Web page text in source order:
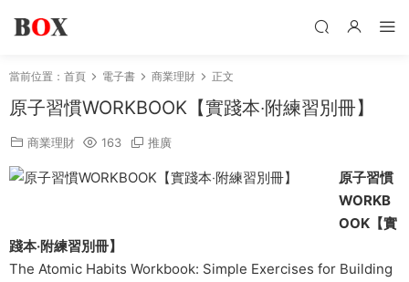
當前位置： 首頁 電子書 商業理財 正文
原子習慣WORKBOOK【實踐本‧附練習別冊】
商業理財 163 推廣
原子習慣
WORKB
OOK【實
踐本‧附練習別冊】
The Atomic Habits Workbook: Simple Exercises for Building